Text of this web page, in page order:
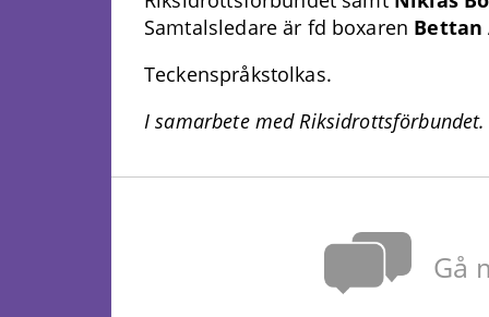
Samtalsledare är fd boxaren Bettan
Teckenspråkstolkas.
I samarbete med Riksidrottsförbundet.
Gå